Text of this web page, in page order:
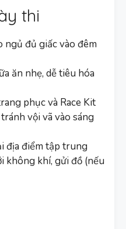
thi
ngủ đủ giấc vào đêm
ăn nhẹ, dễ tiêu hóa
phục và Race Kit
vội vã vào sáng
địa điểm tập trung
không khí, gửi đồ (nếu